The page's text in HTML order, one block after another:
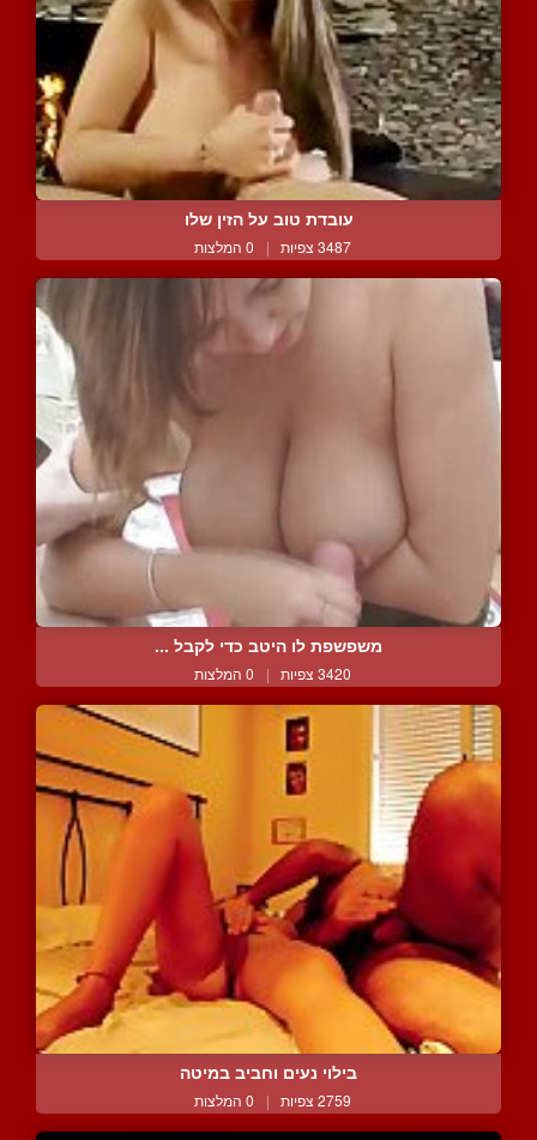
עובדת טוב על הזין שלו
3487 צפיות | 0 המלצות
משפשפת לו היטב כדי לקבל ...
3420 צפיות | 0 המלצות
בילוי נעים וחביב במיטה
2759 צפיות | 0 המלצות